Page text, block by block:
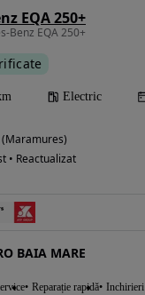
EQA 250+
Benz EQA 250+
Electric
• Reactualizat
BAIA MARE
Reparație rapidă Inchirieri